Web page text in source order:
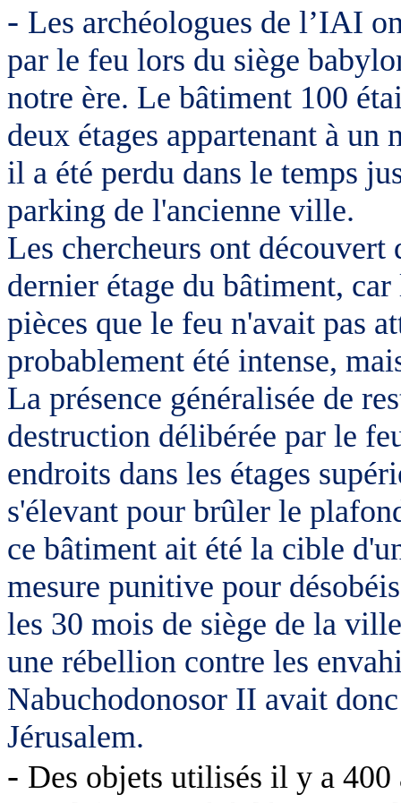
- Les archéologues de l’IAI
par le feu lors du siège
notre ère. Le bâtiment 100
deux étages appartenant à un
il a été perdu dans le temps
parking de l'ancienne ville.
Les chercheurs ont
dernier étage du bâtiment,
pièces que le feu n'avait pas
probablement été intense,
La présence généralisée de
destruction délibérée par le
endroits dans les étages
s'élevant pour brûler le
ce bâtiment ait été la cible
mesure punitive pour
les 30 mois de siège de la
une rébellion contre les
Nabuchodonosor II avait
Jérusalem.
- Des objets utilisés il y a 400